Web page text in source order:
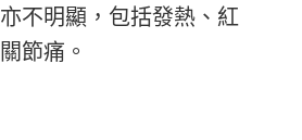
不明顯，包括發熱、紅
節痛。